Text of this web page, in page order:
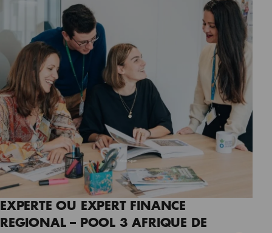
EXPERTE OU EXPERT FINANCE
REGIONAL – POOL 3 AFRIQUE DE